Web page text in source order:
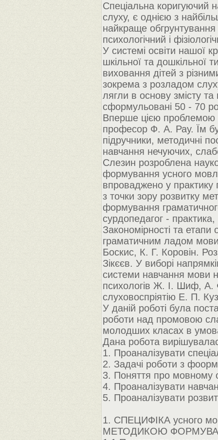
Спеціальна коригуючий
слуху, є однією з
найкраще
психологічний і
У системі освіти нашої
шкільної та дошкільної
виховання дітей з
зокрема з розладом
лягли в основу змісту
сформульовані 50 - 70
Вперше цією проблемою
професор Ф. А. Рау. Їм
підручники, методичні
навчання нечуючих,
Слезин розроблена
формування усного
впроваджено у практику
з точки зору розвитку
формування
сурдопедагог -
Закономірності та
граматичним ладом мови
Боскис, К. Г. Коровін.
Зікєєв. У виборі
системи навчання мови
психологів Ж. І. Шиф, А.
слуховоспріятію Е. П.
У даній роботі була
роботи над промовою
молодших класах в
Дана робота
1. Проаналізувати
2. Задачі роботи з
3. Поняття про мовному
4. Проаналізувати
5. Проаналізувати
1. СПЕЦИФІКА усного
МЕТОДИКОЮ